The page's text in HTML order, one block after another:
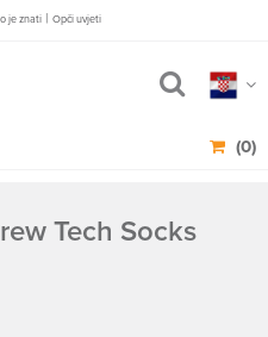
je znati | Opči uvjeti
(0)
Tech Socks